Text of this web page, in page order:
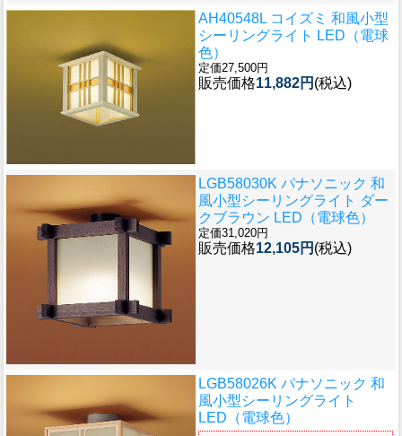
AH40548L コイズミ 和風小型
シーリングライト LED（電球
色）
定価27,500円
販売価格11,882円 (税込)
LGB58030K パナソニック 和
風小型シーリングライト ダー
クブラウン LED（電球色）
定価31,020円
販売価格12,105円 (税込)
LGB58026K パナソニック 和
風小型シーリングライト
LED（電球色）